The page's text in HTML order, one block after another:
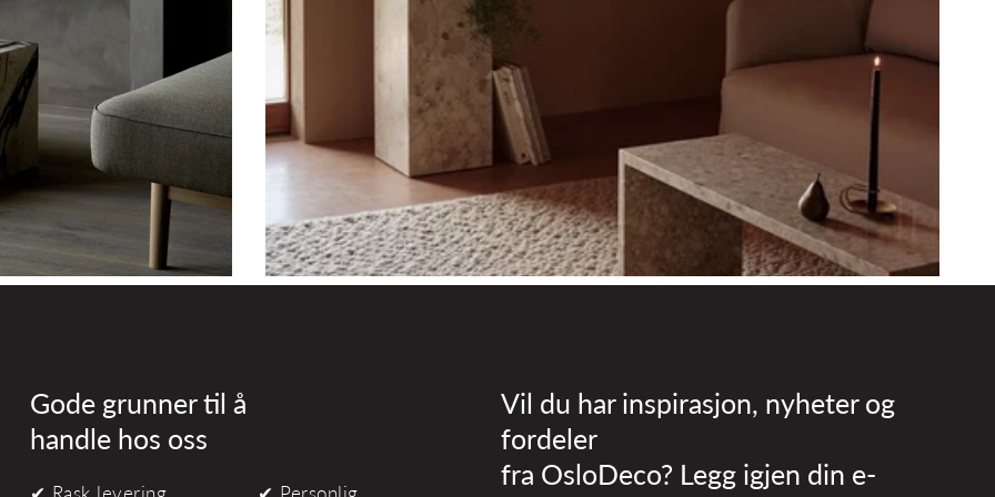
Gode grunner til å
handle hos oss
Vil du har inspirasjon, nyheter og
fordeler
fra OsloDeco? Legg igjen din e-